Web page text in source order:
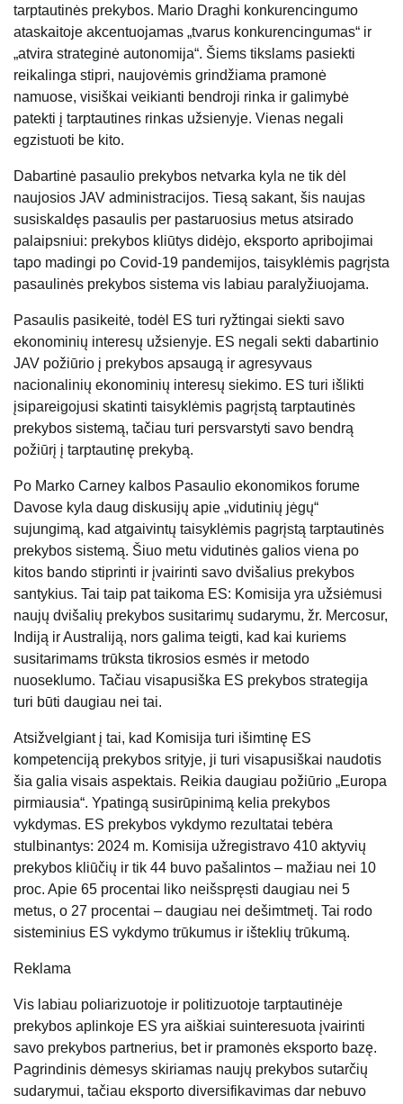
tarptautinės prekybos. Mario Draghi konkurencingumo
ataskaitoje akcentuojamas „tvarus konkurencingumas“ ir
„atvira strateginė autonomija“. Šiems tikslams pasiekti
reikalinga stipri, naujovėmis grindžiama pramonė
namuose, visiškai veikianti bendroji rinka ir galimybė
patekti į tarptautines rinkas užsienyje. Vienas negali
egzistuoti be kito.
Dabartinė pasaulio prekybos netvarka kyla ne tik dėl
naujosios JAV administracijos. Tiesą sakant, šis naujas
susiskaldęs pasaulis per pastaruosius metus atsirado
palaipsniui: prekybos kliūtys didėjo, eksporto apribojimai
tapo madingi po Covid-19 pandemijos, taisyklėmis pagrįsta
pasaulinės prekybos sistema vis labiau paralyžiuojama.
Pasaulis pasikeitė, todėl ES turi ryžtingai siekti savo
ekonominių interesų užsienyje. ES negali sekti dabartinio
JAV požiūrio į prekybos apsaugą ir agresyvaus
nacionalinių ekonominių interesų siekimo. ES turi išlikti
įsipareigojusi skatinti taisyklėmis pagrįstą tarptautinės
prekybos sistemą, tačiau turi persvarstyti savo bendrą
požiūrį į tarptautinę prekybą.
Po Marko Carney kalbos Pasaulio ekonomikos forume
Davose kyla daug diskusijų apie „vidutinių jėgų“
sujungimą, kad atgaivintų taisyklėmis pagrįstą tarptautinės
prekybos sistemą. Šiuo metu vidutinės galios viena po
kitos bando stiprinti ir įvairinti savo dvišalius prekybos
santykius. Tai taip pat taikoma ES: Komisija yra užsiėmusi
naujų dvišalių prekybos susitarimų sudarymu, žr. Mercosur,
Indiją ir Australiją, nors galima teigti, kad kai kuriems
susitarimams trūksta tikrosios esmės ir metodo
nuoseklumo. Tačiau visapusiška ES prekybos strategija
turi būti daugiau nei tai.
Atsižvelgiant į tai, kad Komisija turi išimtinę ES
kompetenciją prekybos srityje, ji turi visapusiškai naudotis
šia galia visais aspektais. Reikia daugiau požiūrio „Europa
pirmiausia“. Ypatingą susirūpinimą kelia prekybos
vykdymas. ES prekybos vykdymo rezultatai tebėra
stulbinantys: 2024 m. Komisija užregistravo 410 aktyvių
prekybos kliūčių ir tik 44 buvo pašalintos – mažiau nei 10
proc. Apie 65 procentai liko neišspręsti daugiau nei 5
metus, o 27 procentai – daugiau nei dešimtmetį. Tai rodo
sisteminius ES vykdymo trūkumus ir išteklių trūkumą.
Reklama
Vis labiau poliarizuotoje ir politizuotoje tarptautinėje
prekybos aplinkoje ES yra aiškiai suinteresuota įvairinti
savo prekybos partnerius, bet ir pramonės eksporto bazę.
Pagrindinis dėmesys skiriamas naujų prekybos sutarčių
sudarymui, tačiau eksporto diversifikavimas dar nebuvo